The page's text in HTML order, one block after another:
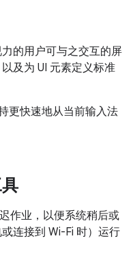
的用户可与之交互的屏
及为 UI 元素定义标准
更快速地从当前输入法
作业，以便系统稍后或
连接到 Wi-Fi 时）运行